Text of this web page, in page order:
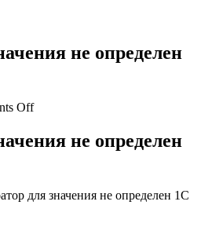
не определен
Off
не определен
для значения не определен 1С